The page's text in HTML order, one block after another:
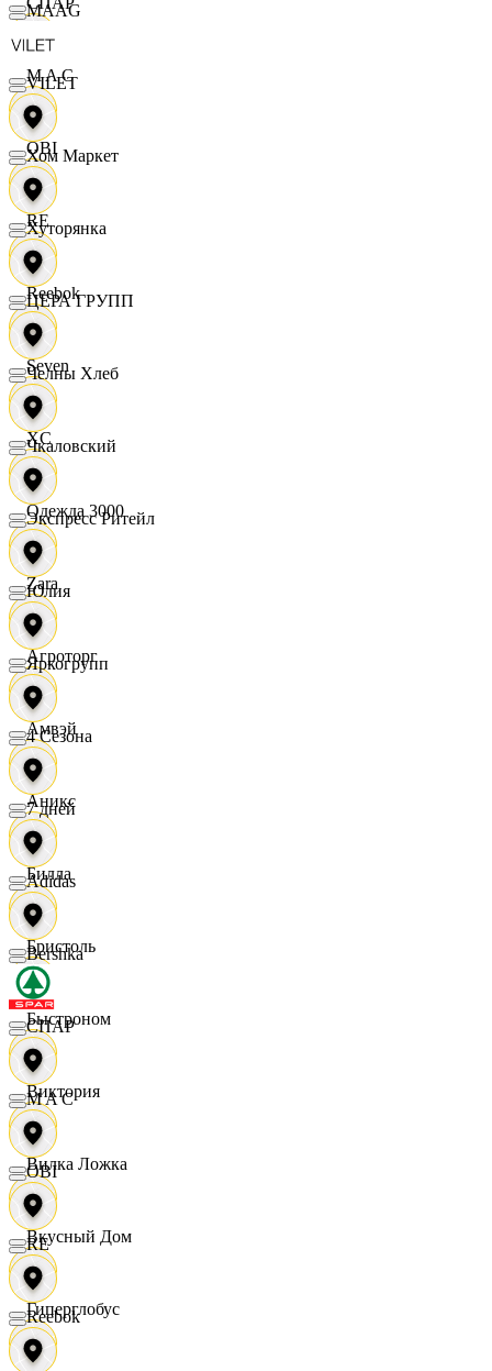
M A C
OBI
RE
Reebok
Seven
XC
Одежда 3000
Zara
Агроторг
Амвэй
Аникс
Билла
Бристоль
Быстроном
Виктория
Вилка Ложка
Вкусный Дом
Гиперглобус
MAAG
VILET
Хом Маркет
Хуторянка
ЦЕРА ГРУПП
Челны Хлеб
Чкаловский
Экспресс Ритейл
Юлия
Яркогрупп
4 Сезона
7 дней
Adidas
Bershka
СПАР
M A C
OBI
RE
Reebok